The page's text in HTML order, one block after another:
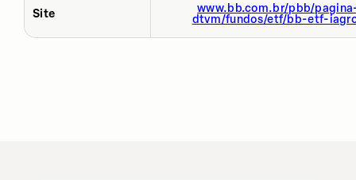
Site
www.bb.com.br/pbb/
dtvm/fundos/etf/bb-etf-